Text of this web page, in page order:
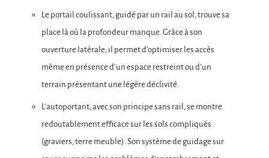
Le portail coulissant, guidé par un rail au sol, trouve sa
place là où la profondeur manque. Grâce à son
ouverture latérale, il permet d’optimiser les accès
même en présence d’un espace restreint ou d’un
terrain présentant une légère déclivité.
L’autoportant, avec son principe sans rail, se montre
redoutablement efficace sur les sols compliqués
(graviers, terre meuble). Son système de guidage sur